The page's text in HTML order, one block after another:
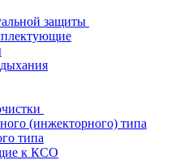
защиты
(инжекторного) типа
типа
к КСО